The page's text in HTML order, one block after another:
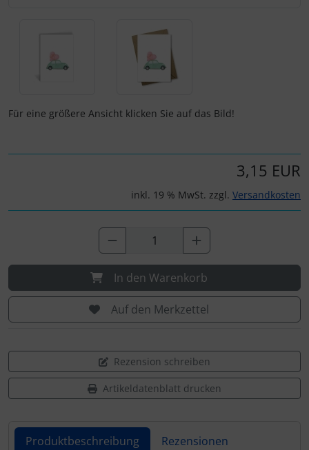
Für eine größere Ansicht klicken Sie auf das Bild!
3,15 EUR
inkl. 19 % MwSt. zzgl. Versandkosten
In den Warenkorb
Auf den Merkzettel
Rezension schreiben
Artikeldatenblatt drucken
Produktbeschreibung Rezensionen